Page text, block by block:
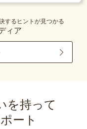
するヒントが見つかる
ィア
を持って
ート